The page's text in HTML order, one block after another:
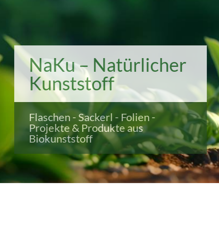
NaKu – Natürlicher
Kunststoff
Flaschen - Sackerl - Folien -
Projekte & Produkte aus
Biokunststoff